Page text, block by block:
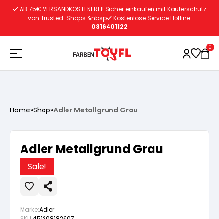
Vorbereitung
Wasserlösliche Grundierung
Lacke
Vorbereitung
Autoreparatur
Vorbereitung
Innenfarben
AB 75€ VERSANDKOSTENFREI! Sicher einkaufen mit Käuferschutz
von Trusted-Shops &nbsp
Kostenlose Service Hotline:
0316401122
0
Home»Shop»Adler Metallgrund Grau
Adler Metallgrund Grau
Sale!
Marke:Adler